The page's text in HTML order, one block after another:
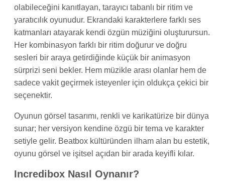
olabileceğini kanıtlayan, tarayıcı tabanlı bir ritim ve
yaratıcılık oyunudur. Ekrandaki karakterlere farklı ses
katmanları atayarak kendi özgün müziğini oluşturursun.
Her kombinasyon farklı bir ritim doğurur ve doğru
sesleri bir araya getirdiğinde küçük bir animasyon
sürprizi seni bekler. Hem müzikle arası olanlar hem de
sadece vakit geçirmek isteyenler için oldukça çekici bir
seçenektir.
Oyunun görsel tasarımı, renkli ve karikatürize bir dünya
sunar; her versiyon kendine özgü bir tema ve karakter
setiyle gelir. Beatbox kültüründen ilham alan bu estetik,
oyunu görsel ve işitsel açıdan bir arada keyifli kılar.
Incredibox Nasıl Oynanır?